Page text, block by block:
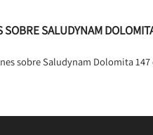
SOBRE SALUDYNAM
sobre Saludynam Dolomita